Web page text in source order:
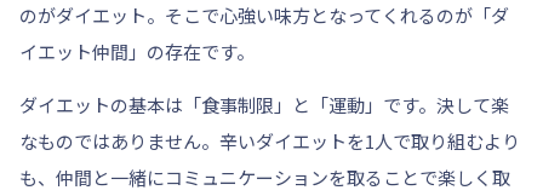
のがダイエット。そこで心強い味方となってくれるのが 「ダ
イエット仲間」 の存在です。
ダイエットの基本は「食事制限」と「運動」です。決して楽
なものではありません。辛いダイエットを1人で取り組むより
も、仲間と一緒にコミュニケーションを取ることで楽しく取